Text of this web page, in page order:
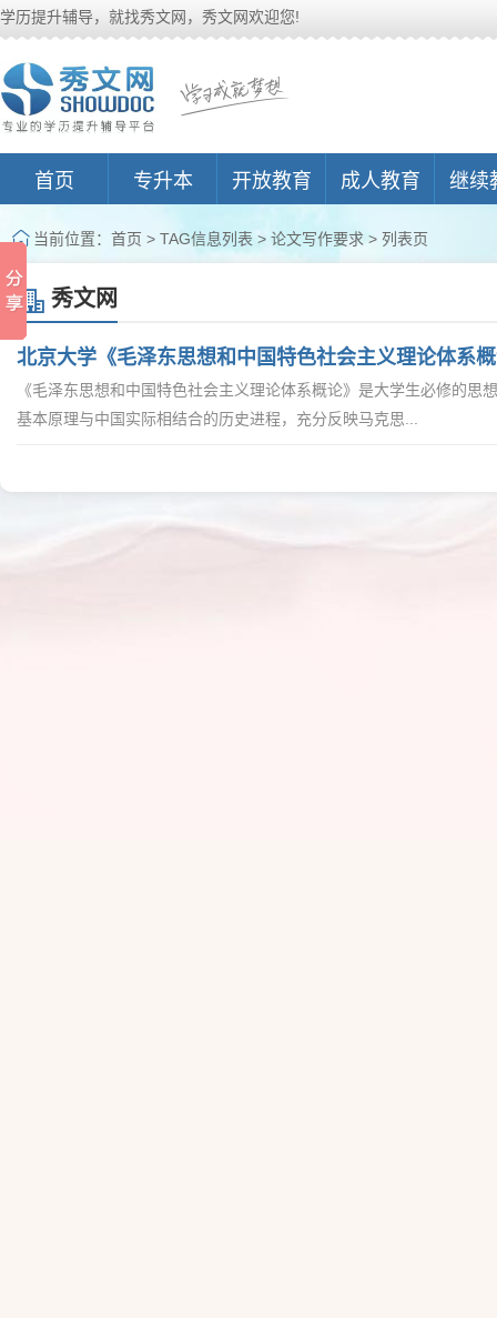
学历提升辅导，就找秀文网，秀文网欢迎您!
首页 专升本 开放教育 成人教育 继续
当前位置： 首页 > TAG信息列表 > 论文写作要求 > 列表页
秀文网
北京大学《毛泽东思想和中国特色社会主义理论体系
《毛泽东思想和中国特色社会主义理论体系概论》是大学生必修的
基本原理与中国实际相结合的历史进程，充分反映马克思...